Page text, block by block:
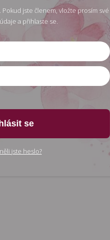
jste členem, vložte prosím své
a přihlaste se.
se
jste heslo?